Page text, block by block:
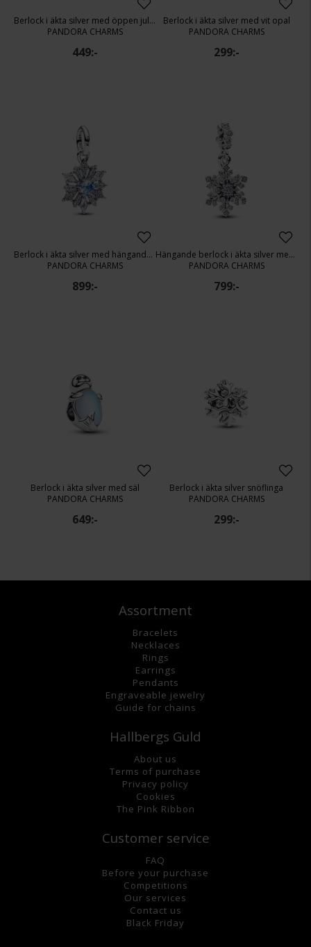
Berlock i äkta silver med öppen julgran
PANDORA CHARMS
449:-
Berlock i äkta silver med vit opal
PANDORA CHARMS
299:-
Berlock i äkta silver med hängande snöflinga
PANDORA CHARMS
899:-
Hängande berlock i äkta silver med snöflinga
PANDORA CHARMS
799:-
Berlock i äkta silver med säl
PANDORA CHARMS
649:-
Berlock i äkta silver snöflinga
PANDORA CHARMS
299:-
Assortment
Bracelets
Necklaces
Rings
Earrings
Pendants
Engraveable jewelry
Guide for chains
Hallbergs Guld
About us
Terms of purchase
Privacy policy
Cookies
The Pink Ribbon
Customer service
FAQ
Before your purchase
Competitions
Our services
Contact us
Black Friday